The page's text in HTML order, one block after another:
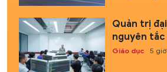
Quản trị
nguyên
Giáo dục 5